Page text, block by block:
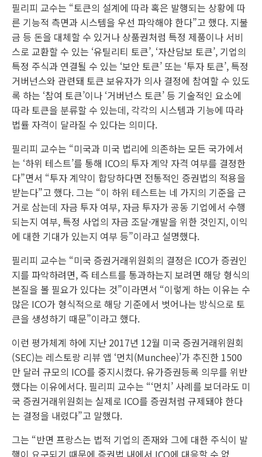
필리피 교수는 “토큰의 설계에 따라 혹은 발행되는 상황에 따
른 기능적 측면과 시스템을 우선 파악해야 한다”고 했다. 지불
금 등 돈을 대체할 수 있거나 상품권처럼 특정 제품이나 서비
스로 교환할 수 있는 ‘유틸리티 토큰’, ‘자산담보 토큰’, 기업의
특정 주식과 연결될 수 있는 ‘보안 토큰’ 또는 ‘투자 토큰’, 특정
거버넌스와 관련돼 토큰 보유자가 의사 결정에 참여할 수 있도
록 하는 ‘참여 토큰’이나 ‘거버넌스 토큰’ 등 기술적인 요소에
따라 토큰을 분류할 수 있는데, 각각의 시스템과 기능에 따라
법률 자격이 달라질 수 있다는 의미다.
필리피 교수는 “미국과 미국 법리에 의존하는 모든 국가에서
는 ‘하위 테스트’를 통해 ICO의 투자 계약 자격 여부를 결정한
다”면서 “투자 계약이 합당하다면 전통적인 증권법의 적용을
받는다”고 했다. 그는 “이 하위 테스트는 네 가지의 기준을 근
거로 삼는데 자금 투자 여부, 자금 투자가 공동 기업에서 수행
되는지 여부, 특정 사업의 자금 조달·개발을 위한 것인지, 이익
에 대한 기대가 있는지 여부 등”이라고 설명했다.
필리피 교수는 “미국 증권거래위원회의 결정은 ICO가 증권인
지를 파악하려면, 즉 테스트를 통과하는지 보려면 해당 형식의
본질을 볼 필요가 있다는 것”이라면서 “이렇게 하는 이유는 수
많은 ICO가 형식적으로 해당 기준에서 벗어나는 방식으로 토
큰을 생성하기 때문”이라고 했다.
이런 평가체계 하에 지난 2017년 12월 미국 증권거래위원회
(SEC)는 레스토랑 리뷰 앱 ‘먼치(Munchee)’가 추진한 1500
만 달러 규모의 ICO를 중지시켰다. 유가증권등록 의무를 위반
했다는 이유에서다. 필리피 교수는 “‘먼치’ 사례를 보더라도 미
국 증권거래위원회는 실제로 ICO를 증권처럼 규제돼야 한다
는 결정을 내렸다”고 말했다.
그는 “반면 프랑스는 법적 기업의 존재와 그에 대한 주식이 발
행이 요구되기 때문에 증권법 내에서 ICO에 대응할 수 없